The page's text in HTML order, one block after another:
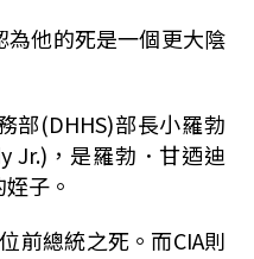
他的死是一個更大陰
部(DHHS)部長小羅勃
Jr.)，是羅勃．甘迺迪
子。
前總統之死。而CIA則